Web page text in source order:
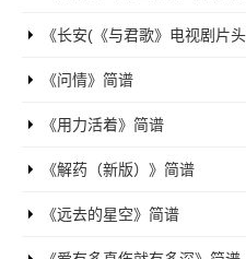
《长安(《与君歌》电视剧片
《问情》简谱
《用力活着》简谱
《解药（新版）》简谱
《远去的星空》简谱